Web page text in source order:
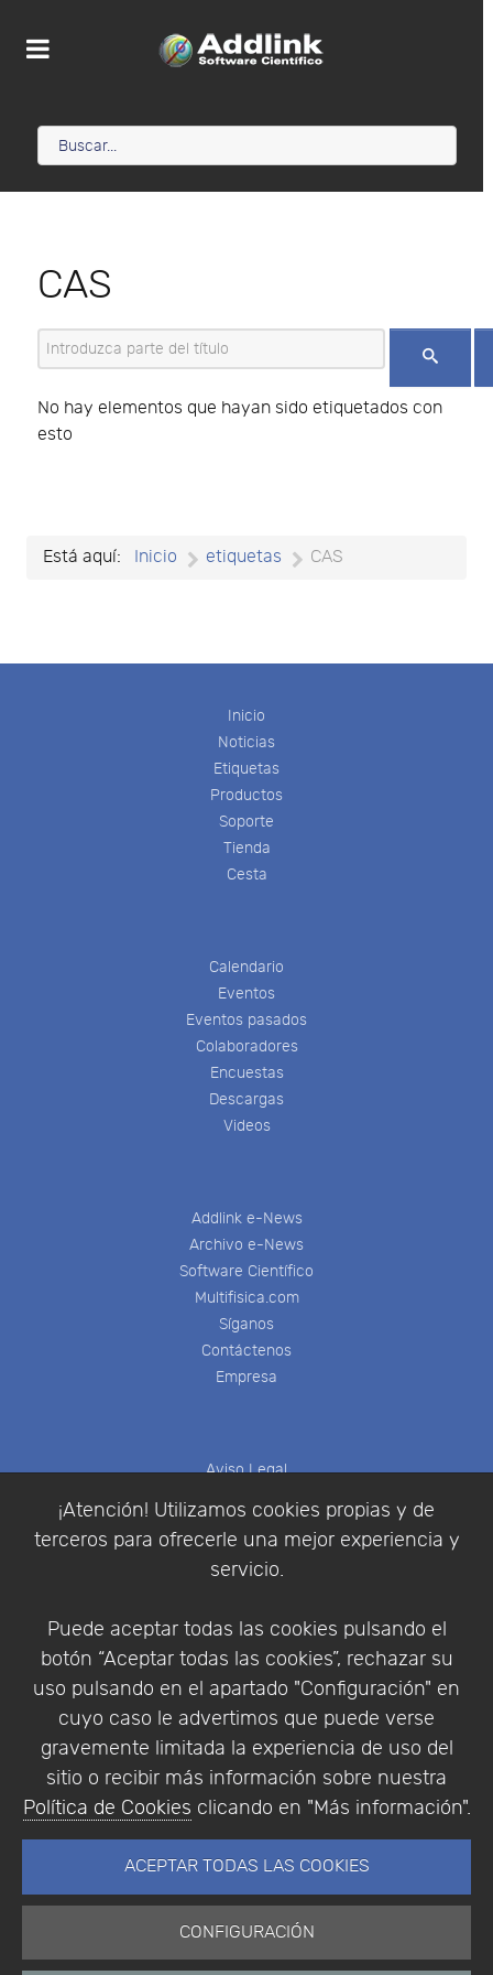
¡Atención! Utilizamos cookies propias y de
terceros para ofrecerle una mejor experiencia y
servicio.
Puede aceptar todas las cookies pulsando el
botón “Aceptar todas las cookies”, rechazar su
uso pulsando en el apartado "Configuración" en
cuyo caso le advertimos que puede verse
gravemente limitada la experiencia de uso del
sitio o recibir más información sobre nuestra
Política de Cookies clicando en "Más información".
ACEPTAR TODAS LAS COOKIES
CONFIGURACIÓN
CAS
Introduzca parte del título
No hay elementos que hayan sido etiquetados con
esto
Está aquí: Inicio etiquetas CAS
Inicio
Noticias
Etiquetas
Productos
Soporte
Tienda
Cesta
Calendario
Eventos
Eventos pasados
Colaboradores
Encuestas
Descargas
Videos
Addlink e-News
Archivo e-News
Software Científico
Multifisica.com
Síganos
Contáctenos
Empresa
Aviso Legal
Política de Privacidad
Condiciones de compra
Identificarse
Empresa|Aviso Legal| Política de Privacidad |
Política de Cookies
© Copyright 1994 - 2026. Addlink Software
Científico, S.L.
Portugal.